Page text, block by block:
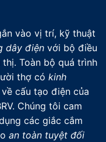
vào vị trí, kỹ thuật
dây điện với bộ điều
Toàn bộ quá trình
thợ có kinh
cấu tạo điện của
Chúng tôi cam
các giắc cắm
an toàn tuyệt đối